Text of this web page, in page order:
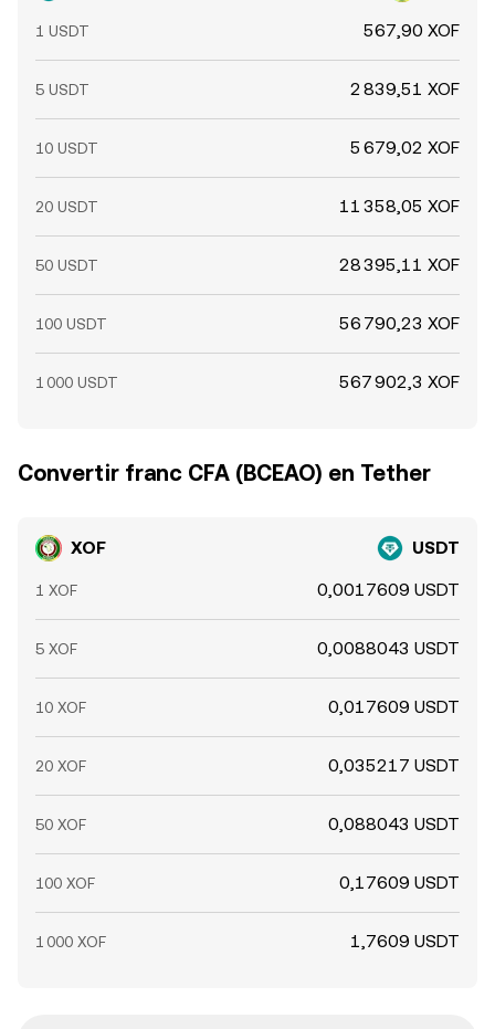
1 USDT 567,90 XOF
5 USDT 2 839,51 XOF
10 USDT 5 679,02 XOF
20 USDT 11 358,05 XOF
50 USDT 28 395,11 XOF
100 USDT 56 790,23 XOF
1 000 USDT 567 902,3 XOF
Convertir franc CFA (BCEAO) en Tether
XOF USDT
1 XOF 0,0017609 USDT
5 XOF 0,0088043 USDT
10 XOF 0,017609 USDT
20 XOF 0,035217 USDT
50 XOF 0,088043 USDT
100 XOF 0,17609 USDT
1 000 XOF 1,7609 USDT